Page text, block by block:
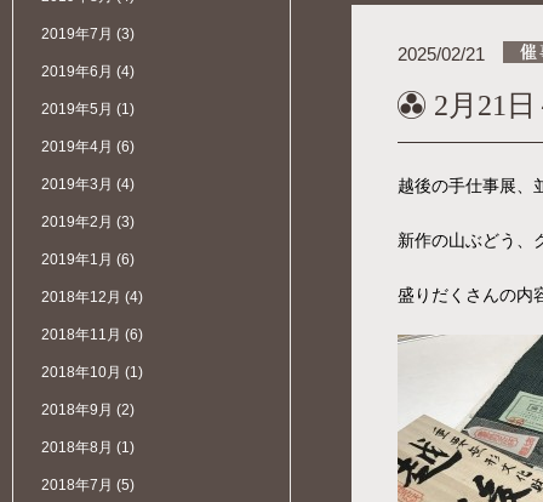
2019年7月 (3)
2019年6月 (4)
2019年5月 (1)
2019年4月 (6)
2019年3月 (4)
2019年2月 (3)
2019年1月 (6)
2018年12月 (4)
2018年11月 (6)
2018年10月 (1)
2018年9月 (2)
2018年8月 (1)
2018年7月 (5)
2025/02/21
2月21
越後の手仕事展、
新作の山ぶどう、
盛りだくさんの内